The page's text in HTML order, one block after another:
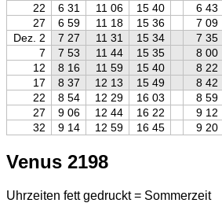
22
6 31 11 06 15 40 6 43
27
6 59 11 18 15 36 7 09
Dez. 2
7 27 11 31 15 34 7 35
7
7 53 11 44 15 35 8 00
12
8 16 11 59 15 40 8 22
17
8 37 12 13 15 49 8 42
22
8 54 12 29 16 03 8 59
27
9 06 12 44 16 22 9 12
32
9 14 12 59 16 45 9 20
Venus 2198
Uhrzeiten fett gedruckt = Sommerzeit